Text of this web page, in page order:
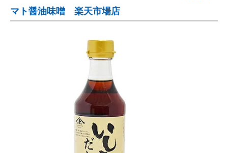
マト醤油味噌 楽天市場店